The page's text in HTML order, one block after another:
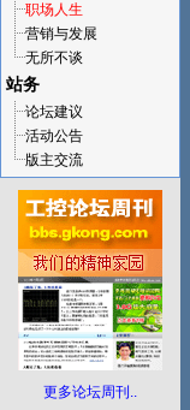
职场人生
营销与发展
无所不谈
站务
论坛建议
活动公告
版主交流
更多论坛周刊..